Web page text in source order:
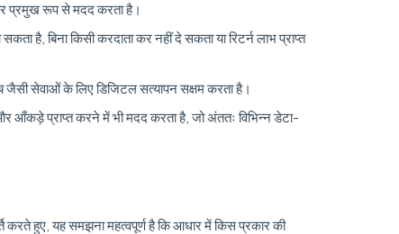
प्रमुख रूप से मदद करता है।
है, बिना किसी करदाता कर नहीं दे सकता या रिटर्न लाभ प्राप्त
सेवाओं के लिए डिजिटल सत्यापन सक्षम करता है।
प्राप्त करने में भी मदद करता है, जो अंततः विभिन्न डेटा-
करते हुए, यह समझना महत्वपूर्ण है कि आधार में किस प्रकार की